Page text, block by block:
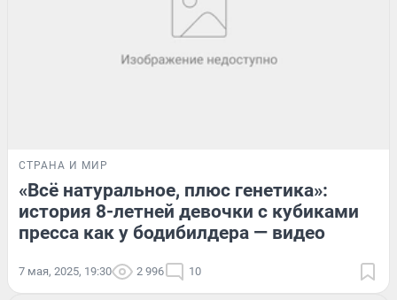
СТРАНА И МИР
«Всё натуральное, плюс генетика»:
история 8-летней девочки с кубиками
пресса как у бодибилдера — видео
7 мая, 2025, 19:30 2 996 10